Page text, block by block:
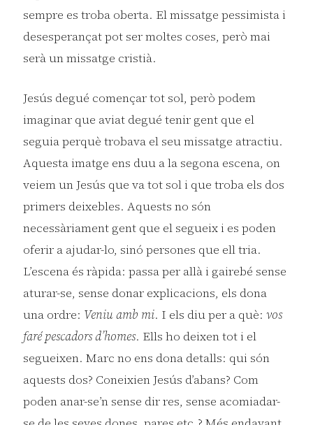
sempre es troba oberta. El missatge pessimista i
desesperançat pot ser moltes coses, però mai
serà un missatge cristià.
Jesús degué començar tot sol, però podem
imaginar que aviat degué tenir gent que el
seguia perquè trobava el seu missatge atractiu.
Aquesta imatge ens duu a la segona escena, on
veiem un Jesús que va tot sol i que troba els dos
primers deixebles. Aquests no són
necessàriament gent que el segueix i es poden
oferir a ajudar-lo, sinó persones que ell tria.
L’escena és ràpida: passa per allà i gairebé sense
aturar-se, sense donar explicacions, els dona
una ordre: Veniu amb mi. I els diu per a què:vos
faré pescadors d’homes. Ells ho deixen tot i el
segueixen. Marc no ens dona detalls: qui són
aquests dos? Coneixien Jesús d’abans? Com
poden anar-se’n sense dir res, sense acomiadar-